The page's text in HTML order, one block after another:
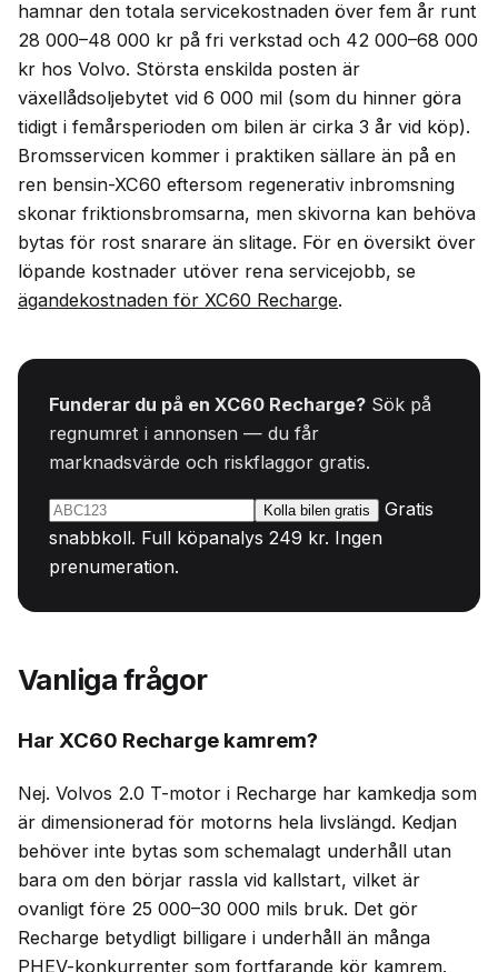
hamnar den totala servicekostnaden över fem år runt
28 000–48 000 kr på fri verkstad och 42 000–68 000
kr hos Volvo. Största enskilda posten är
växellådsoljebytet vid 6 000 mil (som du hinner göra
tidigt i femårsperioden om bilen är cirka 3 år vid köp).
Bromsservicen kommer i praktiken sällare än på en
ren bensin-XC60 eftersom regenerativ inbromsning
skonar friktionsbromsarna, men skivorna kan behöva
bytas för rost snarare än slitage. För en översikt över
löpande kostnader utöver rena servicejobb, se
ägandekostnaden för XC60 Recharge.
Funderar du på en XC60 Recharge? Sök på
regnumret i annonsen — du får
marknadsvärde och riskflaggor gratis.
Kolla bilen gratis
Gratis
snabbkoll. Full köpanalys 249 kr. Ingen
prenumeration.
Vanliga frågor
Har XC60 Recharge kamrem?
Nej. Volvos 2.0 T-motor i Recharge har kamkedja som
är dimensionerad för motorns hela livslängd. Kedjan
behöver inte bytas som schemalagt underhåll utan
bara om den börjar rassla vid kallstart, vilket är
ovanligt före 25 000–30 000 mils bruk. Det gör
Recharge betydligt billigare i underhåll än många
PHEV-konkurrenter som fortfarande kör kamrem.